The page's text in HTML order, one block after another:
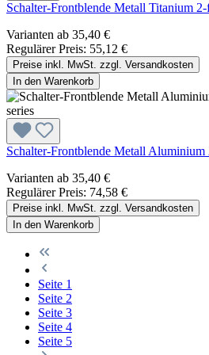
Schalter-Frontblende Metall Titanium 2-
Varianten ab 35,40 €
Regulärer Preis: 55,12 €
Preise inkl. MwSt. zzgl. Versandkosten
In den Warenkorb
Schalter-Frontblende Metall Aluminium
Varianten ab 35,40 €
Regulärer Preis: 74,58 €
Preise inkl. MwSt. zzgl. Versandkosten
In den Warenkorb
Seite 1
Seite 2
Seite 3
Seite 4
Seite 5